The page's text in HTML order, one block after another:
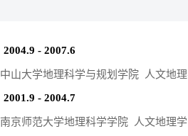
2004.9 - 2007.6
2001.9 - 2004.7